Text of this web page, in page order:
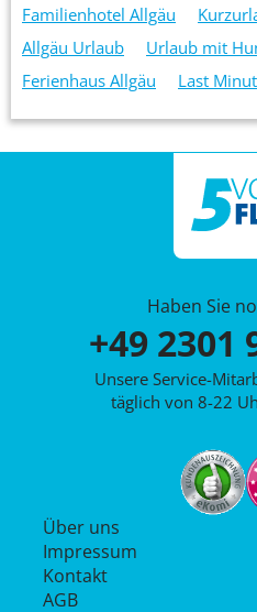
Familienhotel Allgäu
Allgäu Urlaub
Urlaub mit
Ferienhaus Allgäu
Last
Haben Sie
+49 2301
Unsere Service-
täglich von 8-22
Über uns
Impressum
Kontakt
AGB